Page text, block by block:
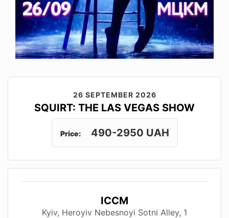
26 SEPTEMBER 2026
SQUIRT: THE LAS VEGAS SHOW
Price: 490-2950 UAH
ICCM
Kyiv, Нeroyiv Nebesnoyi Sotnі Alley, 1